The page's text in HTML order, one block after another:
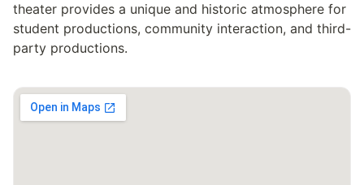
theater provides a unique and historic atmosphere for
student productions, community interaction, and third-
party productions.